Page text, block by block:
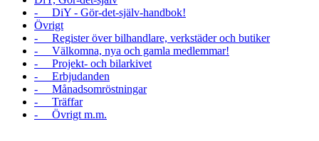
- DiY - Gör-det-själv-handbok!
Övrigt
- Register över bilhandlare, verkstäder och butiker
- Välkomna, nya och gamla medlemmar!
- Projekt- och bilarkivet
- Erbjudanden
- Månadsomröstningar
- Träffar
- Övrigt m.m.